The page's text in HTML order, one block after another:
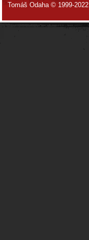
Tomáš Odaha © 1999-2022